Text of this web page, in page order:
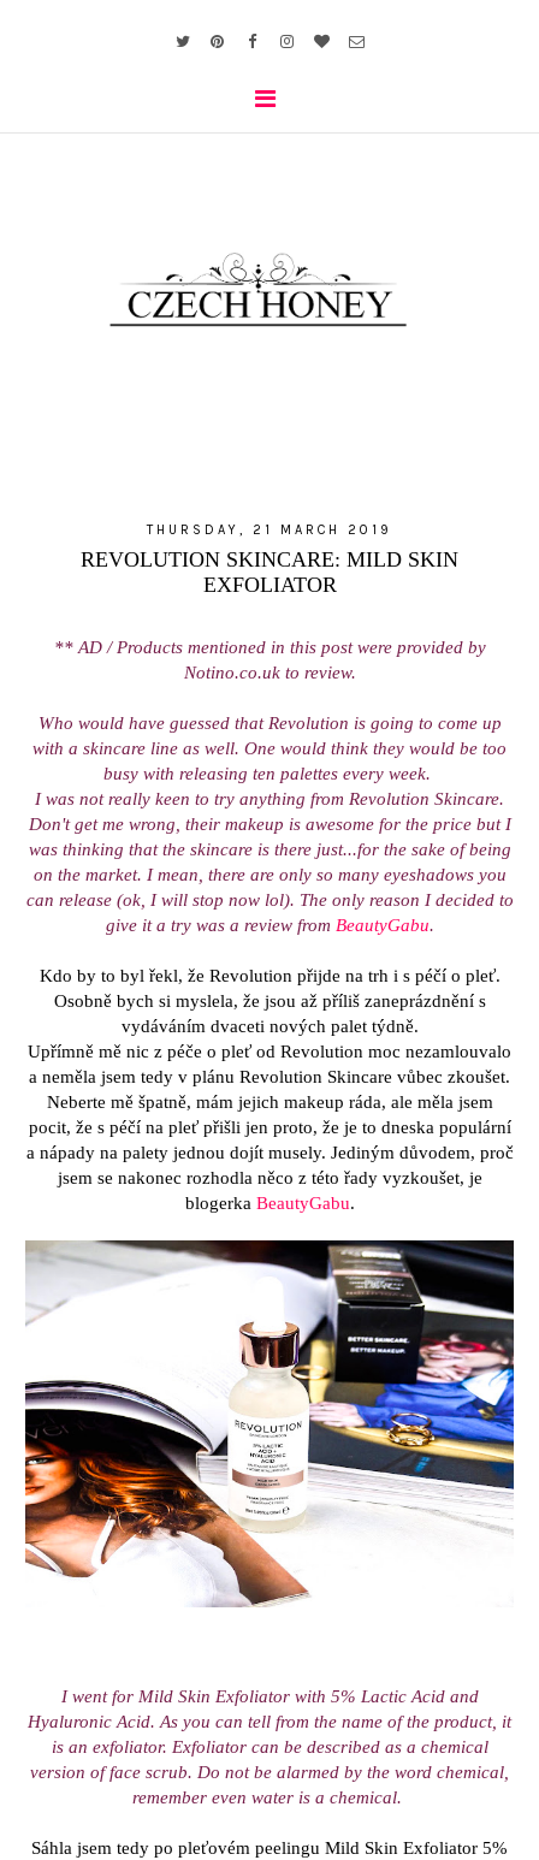
THURSDAY, 21 MARCH 2019
REVOLUTION SKINCARE: MILD SKIN
EXFOLIATOR
** AD / Products mentioned in this post were provided by
Notino.co.uk to review.
Who would have guessed that Revolution is going to come up
with a skincare line as well. One would think they would be too
busy with releasing ten palettes every week.
I was not really keen to try anything from Revolution Skincare.
Don't get me wrong, their makeup is awesome for the price but I
was thinking that the skincare is there just...for the sake of being
on the market. I mean, there are only so many eyeshadows you
can release (ok, I will stop now lol). The only reason I decided to
give it a try was a review from BeautyGabu.
Kdo by to byl řekl, že Revolution přijde na trh i s péčí o pleť.
Osobně bych si myslela, že jsou až příliš zaneprázdnění s
vydáváním dvaceti nových palet týdně.
Upřímně mě nic z péče o pleť od Revolution moc nezamlouvalo
a neměla jsem tedy v plánu Revolution Skincare vůbec zkoušet.
Neberte mě špatně, mám jejich makeup ráda, ale měla jsem
pocit, že s péčí na pleť přišli jen proto, že je to dneska populární
a nápady na palety jednou dojít musely. Jediným důvodem, proč
jsem se nakonec rozhodla něco z této řady vyzkoušet, je
blogerka BeautyGabu.
I went for Mild Skin Exfoliator with 5% Lactic Acid and
Hyaluronic Acid. As you can tell from the name of the product, it
is an exfoliator. Exfoliator can be described as a chemical
version of face scrub. Do not be alarmed by the word chemical,
remember even water is a chemical.
Sáhla jsem tedy po pleťovém peelingu Mild Skin Exfoliator 5%